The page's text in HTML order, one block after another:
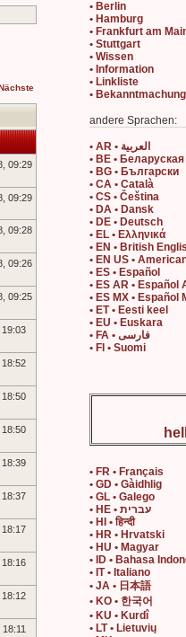
09:29
09:29
09:28
09:26
09:25
19:03
18:52
18:50
18:50
18:39
18:37
18:17
18:16
18:12
• Berlin
• Hamburg
• Frankfurt am
• Stuttgart
• Wissen
• Information
• Linkliste
• Bekanntmachung
andere Sprachen:
• AR • العربية
• BE • Беларуская
• BG • Български
• CA • Català
• CS • Čeština
• DA • Dansk
• DE • Deutsch
• EL • Ελληνικά
• EN • British
• EN US •
• ES • Español
• ES AR • Español
• ES MX • Español
• ET • Eesti keel
• EU • Euskara
• FA • فارسی
• FI • Suomi
• FR • Français
• GD • Gàidhlig
• GL • Galego
• HE • עברית
• HI • हिन्दी
• HR • Hrvatski
• HU • Magyar
• ID • Bahasa
• IT • Italiano
• JA • 日本語
• KO • 한국어
• KU • Kurdî
• LT • Lietuvių